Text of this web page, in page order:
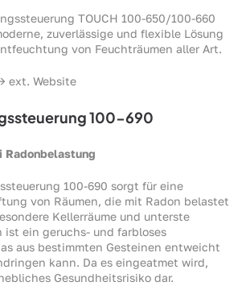
TOUCH 100-650/100-660
zuverlässige und flexible Lösung
von Feuchträumen aller Art.
ext. Website
100-690
Radonbelastung
100-690 sorgt für eine
von Räumen, die mit Radon belastet
Kellerräume und unterste
ist ein geruchs- und farbloses
aus bestimmten Gesteinen entweicht
kann. Da es eingeatmet wird,
Gesundheitsrisiko dar.